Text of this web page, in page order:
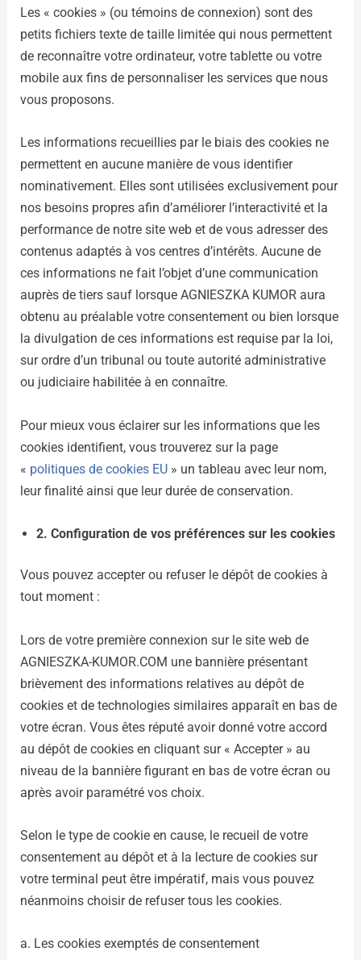
Les « cookies » (ou témoins de connexion) sont des
petits fichiers texte de taille limitée qui nous permettent
de reconnaître votre ordinateur, votre tablette ou votre
mobile aux fins de personnaliser les services que nous
vous proposons.
Les informations recueillies par le biais des cookies ne
permettent en aucune manière de vous identifier
nominativement. Elles sont utilisées exclusivement pour
nos besoins propres afin d’améliorer l’interactivité et la
performance de notre site web et de vous adresser des
contenus adaptés à vos centres d’intérêts. Aucune de
ces informations ne fait l’objet d’une communication
auprès de tiers sauf lorsque AGNIESZKA KUMOR aura
obtenu au préalable votre consentement ou bien lorsque
la divulgation de ces informations est requise par la loi,
sur ordre d’un tribunal ou toute autorité administrative
ou judiciaire habilitée à en connaître.
Pour mieux vous éclairer sur les informations que les
cookies identifient, vous trouverez sur la page
« politiques de cookies EU » un tableau avec leur nom,
leur finalité ainsi que leur durée de conservation.
2. Configuration de vos préférences sur les cookies
Vous pouvez accepter ou refuser le dépôt de cookies à
tout moment :
Lors de votre première connexion sur le site web de
AGNIESZKA-KUMOR.COM une bannière présentant
brièvement des informations relatives au dépôt de
cookies et de technologies similaires apparaît en bas de
votre écran. Vous êtes réputé avoir donné votre accord
au dépôt de cookies en cliquant sur « Accepter » au
niveau de la bannière figurant en bas de votre écran ou
après avoir paramétré vos choix.
Selon le type de cookie en cause, le recueil de votre
consentement au dépôt et à la lecture de cookies sur
votre terminal peut être impératif, mais vous pouvez
néanmoins choisir de refuser tous les cookies.
a. Les cookies exemptés de consentement